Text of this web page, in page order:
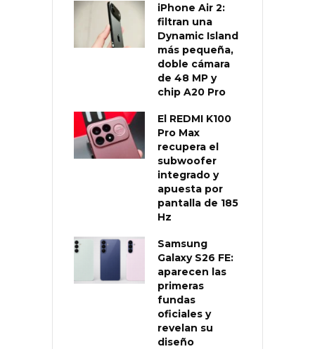
iPhone Air 2:
filtran una
Dynamic Island
más pequeña,
doble cámara
de 48 MP y
chip A20 Pro
El REDMI K100
Pro Max
recupera el
subwoofer
integrado y
apuesta por
pantalla de 185
Hz
Samsung
Galaxy S26 FE:
aparecen las
primeras
fundas
oficiales y
revelan su
diseño